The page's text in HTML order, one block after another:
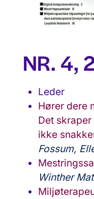
NR. 4,
Leder
Hører dere
Det
ikke
Fossum,
Winther